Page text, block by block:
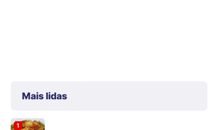
Mais lidas
1